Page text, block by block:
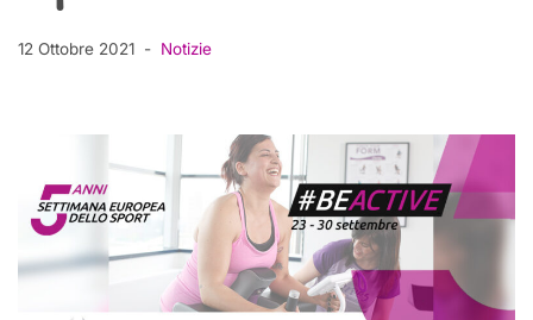
12 Ottobre 2021 Notizie